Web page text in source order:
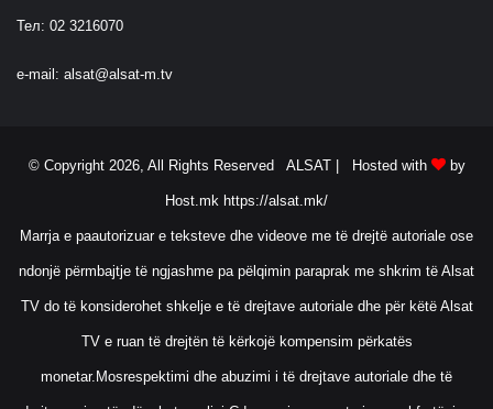
Тел: 02 3216070
e-mail: alsat@alsat-m.tv
© Copyright 2026, All Rights Reserved ALSAT | Hosted with by
Host.mk https://alsat.mk/
Marrja e paautorizuar e teksteve dhe videove me të drejtë autoriale ose
ndonjë përmbajtje të ngjashme pa pëlqimin paraprak me shkrim të Alsat
TV do të konsiderohet shkelje e të drejtave autoriale dhe për këtë Alsat
TV e ruan të drejtën të kërkojë kompensim përkatës
monetar.Mosrespektimi dhe abuzimi i të drejtave autoriale dhe të